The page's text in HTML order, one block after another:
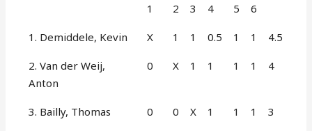
1 2 3 4 5 6
1. Demiddele, Kevin X 1 1 0.5 1 1 4.5
2. Van der Weij,
Anton
0 X 1 1 1 1 4
3. Bailly, Thomas 0 0 X 1 1 1 3